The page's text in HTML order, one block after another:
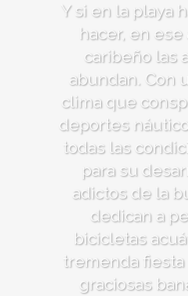
Y si en la playa
hacer, en
caribeño las
abundan. Con
clima que
deportes
todas las
para su
adictos de la
dedican a
bicicletas
tremenda
graciosas